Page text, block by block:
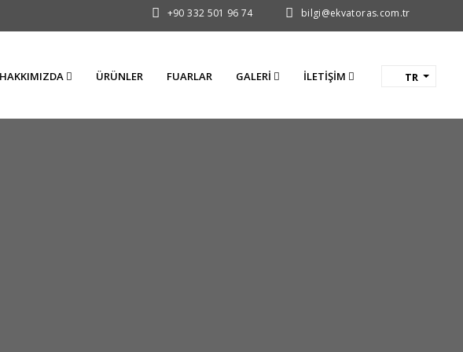
+90 332 501 96 74 bilgi@ekvatoras.com.tr
HAKKIMIZDA ÜRÜNLER FUARLAR GALERI İLETIŞIM TR